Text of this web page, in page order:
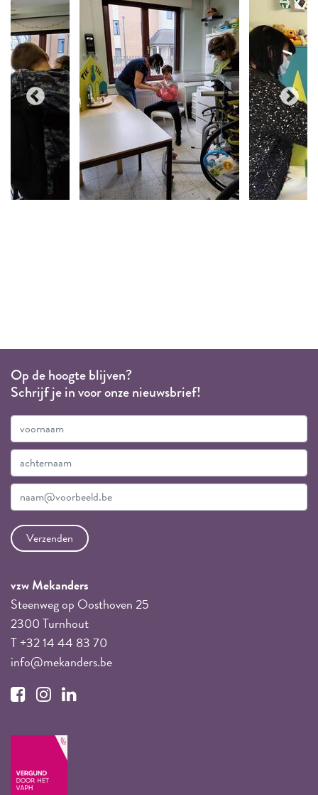
Op de hoogte blijven?
Schrijf je in voor onze nieuwsbrief!
vzw Mekanders
Steenweg op Oosthoven 25
2300 Turnhout
T +32 14 44 83 70
info@mekanders.be